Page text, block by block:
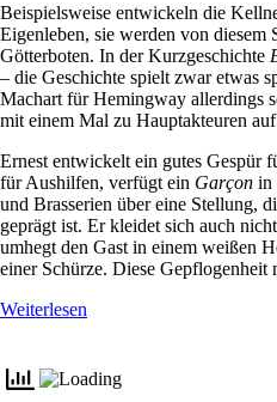
Beispielsweise entwickeln die
Eigenleben, sie werden von
Götterboten. In der Kurzgeschichte
– die Geschichte spielt zwar etwas
Machart für Hemingway allerdings
mit einem Mal zu Hauptakteuren
Ernest entwickelt ein gutes Gespür
für Aushilfen, verfügt ein Garçon in
und Brasserien über eine Stellung,
geprägt ist. Er kleidet sich auch
umhegt den Gast in einem weißen
einer Schürze. Diese Gepflogenheit
Weiterlesen